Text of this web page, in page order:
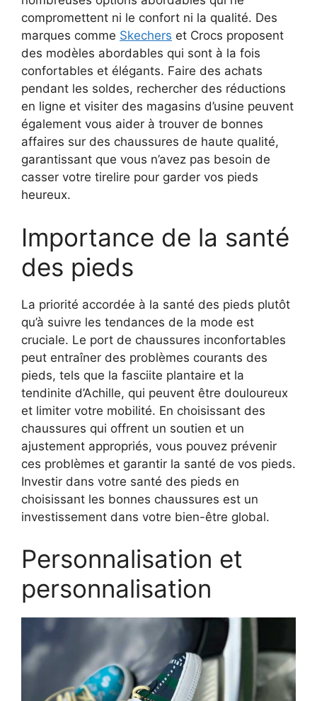
compromettent ni le confort ni la qualité. Des
marques comme Skechers et Crocs proposent
des modèles abordables qui sont à la fois
confortables et élégants. Faire des achats
pendant les soldes, rechercher des réductions
en ligne et visiter des magasins d’usine peuvent
également vous aider à trouver de bonnes
affaires sur des chaussures de haute qualité,
garantissant que vous n’avez pas besoin de
casser votre tirelire pour garder vos pieds
heureux.
Importance de la santé
des pieds
La priorité accordée à la santé des pieds plutôt
qu’à suivre les tendances de la mode est
cruciale. Le port de chaussures inconfortables
peut entraîner des problèmes courants des
pieds, tels que la fasciite plantaire et la
tendinite d’Achille, qui peuvent être douloureux
et limiter votre mobilité. En choisissant des
chaussures qui offrent un soutien et un
ajustement appropriés, vous pouvez prévenir
ces problèmes et garantir la santé de vos pieds.
Investir dans votre santé des pieds en
choisissant les bonnes chaussures est un
investissement dans votre bien-être global.
Personnalisation et
personnalisation